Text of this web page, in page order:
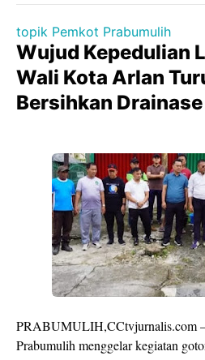
topik Pemkot Prabumulih
Wujud Kepedulian
Wali Kota Arlan
Bersihkan Drainase
PRABUMULIH,CCtvjurnalis.com
Prabumulih menggelar kegiatan